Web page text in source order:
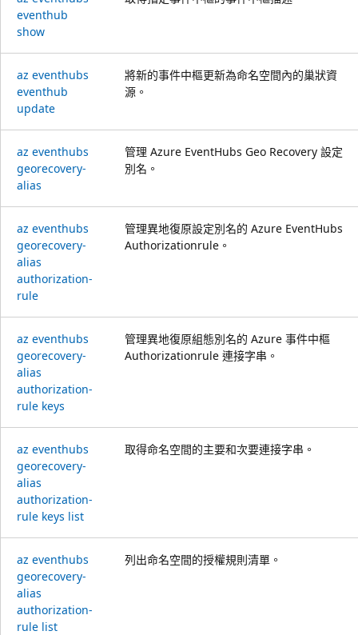
eventhub
show
az eventhubs
eventhub
update
將新的事件中樞更新為命名空間內的巢狀資
源。
az eventhubs
georecovery-
alias
管理 Azure EventHubs Geo Recovery 設定
別名。
az eventhubs
georecovery-
alias
authorization-
rule
管理異地復原設定別名的 Azure EventHubs
Authorizationrule。
az eventhubs
georecovery-
alias
authorization-
rule keys
管理異地復原組態別名的 Azure 事件中樞
Authorizationrule 連接字串。
az eventhubs
georecovery-
alias
authorization-
rule keys list
取得命名空間的主要和次要連接字串。
az eventhubs
georecovery-
alias
authorization-
rule list
列出命名空間的授權規則清單。